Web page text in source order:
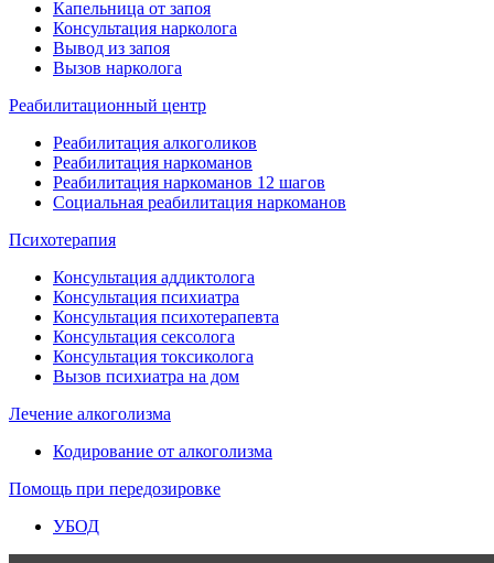
Капельница от запоя
Консультация нарколога
Вывод из запоя
Вызов нарколога
Реабилитационный центр
Реабилитация алкоголиков
Реабилитация наркоманов
Реабилитация наркоманов 12 шагов
Социальная реабилитация наркоманов
Психотерапия
Консультация аддиктолога
Консультация психиатра
Консультация психотерапевта
Консультация сексолога
Консультация токсиколога
Вызов психиатра на дом
Лечение алкоголизма
Кодирование от алкоголизма
Помощь при передозировке
УБОД